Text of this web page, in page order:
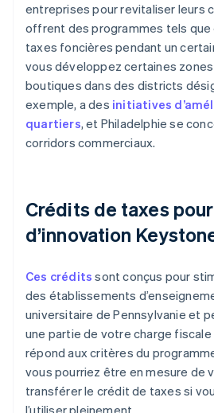
entreprises pour revitaliser leurs
offrent des programmes tels
taxes foncières pendant un
vous développez certaines
boutiques dans des districts
exemple, a des initiatives
quartiers, et Philadelphie se
corridors commerciaux.
Crédits de taxes
d’innovation
Ces crédits sont conçus pour
des établissements
universitaire de Pennsylvanie et
une partie de votre charge
répond aux critères du
vous pourriez être en mesure de
transférer le crédit de taxes si